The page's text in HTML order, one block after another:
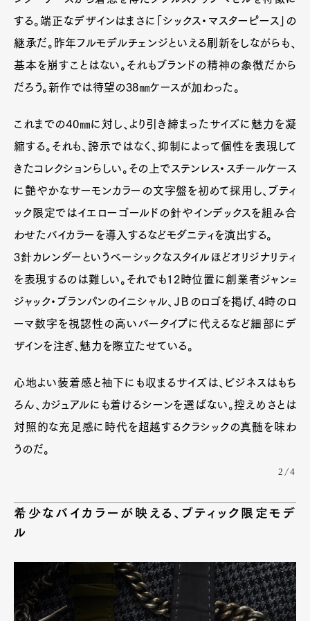
Art&DesignWatch Fashion
GourmetCars
ProductCultureLifestyle
Official Columnist
About
Contact
Pen Meet
Pen international Pen tw
する。端正なデザインはまさに「シックス・マスターピース」の
継承だ。昨年フルモデルチェンジといえる刷新をしながらも、
基本を崩すことはない。それもブランドの精神の象徴だから
だろう。新作では待望の38㎜ケースが加わった。
これまでの40㎜に対し、より引き締まったサイズに魅力を凝
縮する。それも、誇示ではなく、抑制によって個性を表現して
きたコレクションらしい。その上でステンレス・スチールケース
に艶やかなサーモンカラーの文字盤を初めて採用し、ブティ
ック限定ではイエローゴールドの針やインデックスを組み合
わせたバイカラーを導入するなどモダニティを演出する。
3針カレンダーというベーシックなスタイルほどオリジナリティ
を表現するのは難しい。それでも12時位置に創業者ジャン=
ジャック・ブランパンのイニシャル、ＪＢのロゴを掲げ、4時のロ
ーマ数字を視認性の高いバータイプに代えるなど細部にデ
ザインを注ぎ、魅力を際立たせている。
心地よい装着感と袖下にも収まるサイズは、ビジネスはもち
ろん、カジュアルにも着けるシーンを選ばない。控えめさとは
対照的な充足感に時代を超越するクラシックの真髄を味わ
うのだ。
2/4
希少なバイカラーが映える、ブティック限定モデ
ル